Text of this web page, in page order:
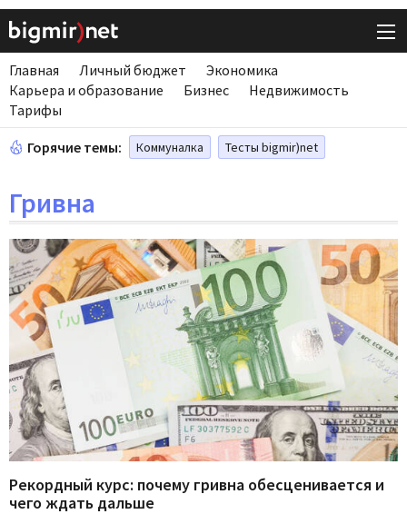
Главная Личный бюджет
Экономика
Карьера и образование
Бизнес
Недвижимость
Тарифы
Горячие темы: Коммуналка Тесты bigmir)net
Гривна
Рекордный курс: почему гривна обесценивается и
чего ждать дальше